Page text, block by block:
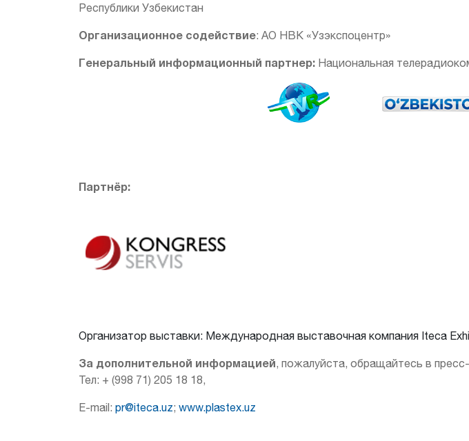
Республики Узбекистан
Организационное содействие: АО НВК «Узэкспоцентр»
Генеральный информационный партнер: Национальная
Партнёр:
Организатор выставки: Международная выставочная компания Iteca
За дополнительной информацией, пожалуйста, обращайтесь в
Teл: + (998 71) 205 18 18,
E-mail: pr@iteca.uz; www.plastex.uz